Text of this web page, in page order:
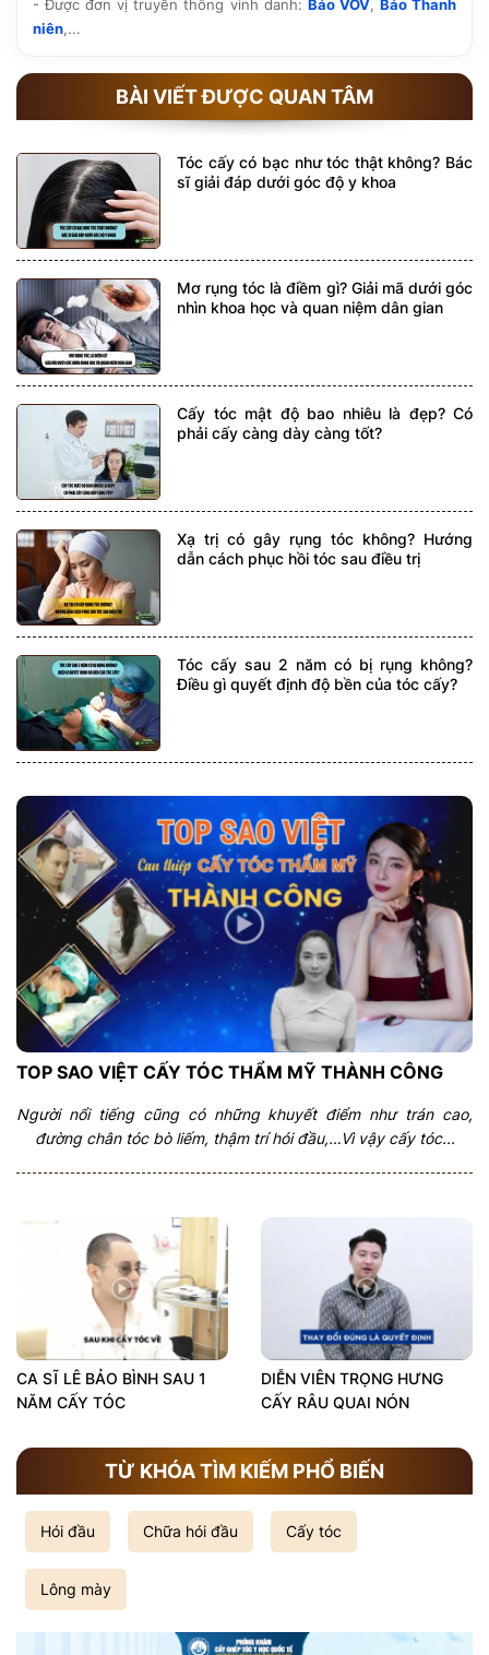
- Được đơn vị truyền thông vinh danh: Báo VOV, Báo Thanh
niên,...
BÀI VIẾT ĐƯỢC QUAN TÂM
Tóc cấy có bạc như tóc thật không? Bác
sĩ giải đáp dưới góc độ y khoa
Mơ rụng tóc là điềm gì? Giải mã dưới góc
nhìn khoa học và quan niệm dân gian
Cấy tóc mật độ bao nhiêu là đẹp? Có
phải cấy càng dày càng tốt?
Xạ trị có gây rụng tóc không? Hướng
dẫn cách phục hồi tóc sau điều trị
Tóc cấy sau 2 năm có bị rụng không?
Điều gì quyết định độ bền của tóc cấy?
TOP SAO VIỆT CẤY TÓC THẨM MỸ THÀNH CÔNG
Người nổi tiếng cũng có những khuyết điểm như trán cao,
đường chân tóc bò liếm, thậm trí hói đầu,…Vì vậy cấy tóc...
CA SĨ LÊ BẢO BÌNH SAU 1
NĂM CẤY TÓC
DIỄN VIÊN TRỌNG HƯNG
CẤY RÂU QUAI NÓN
TỪ KHÓA TÌM KIẾM PHỔ BIẾN
Hói đầu Chữa hói đầu Cấy tóc
Lông mày